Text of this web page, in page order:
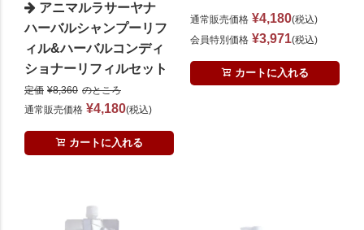
アニマルラサーヤナ
ハーバルシャンプーリフ
ィル&ハーバルコンディ
ショナーリフィルセット
定価 ¥8,360 のところ
通常販売価格 ¥4,180 税込
カートに入れる
通常販売価格 ¥4,180 税込
会員特別価格 ¥3,971 税込
カートに入れる